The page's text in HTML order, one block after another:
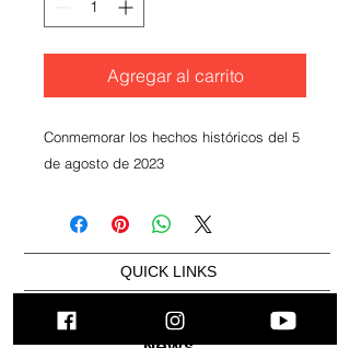
Agregar al carrito
Conmemorar los hechos históricos del 5
de agosto de 2023
QUICK LINKS
UAIC